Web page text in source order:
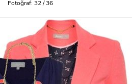
Fotoğraf: 32 / 36